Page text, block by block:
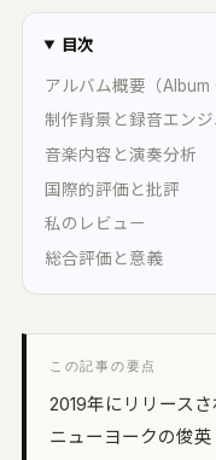
DAR
タリング・ベンチ｜編集・修復・
DAR 3D
オーディオ｜配置・動きを記録・
・ADM/BW64
SPATIAL
整合｜スポットを整え、立体音響
ムトーン実測｜環境に最適化し
STAGE
設計シミュレーター｜無指向 A/
KUON NOTE
楽譜が貼れるノート｜五
マインドマップ
アナログ
目次
アルバム概要（Album
制作背景と録音エン
音楽内容と演奏分析
国際的評価と批評
私のレビュー
総合評価と意義
この記事の要点
2019年にリリース
ニューヨークの俊